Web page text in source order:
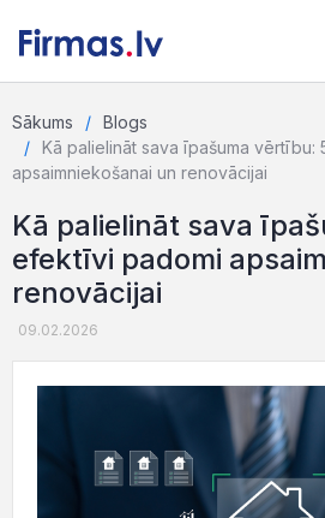
Sākums
Blogs
Kā palielināt sava īpašuma vērtību:
apsaimniekošanai un renovācijai
Kā palielināt sava
efektīvi padomi
renovācijai
09.02.2026